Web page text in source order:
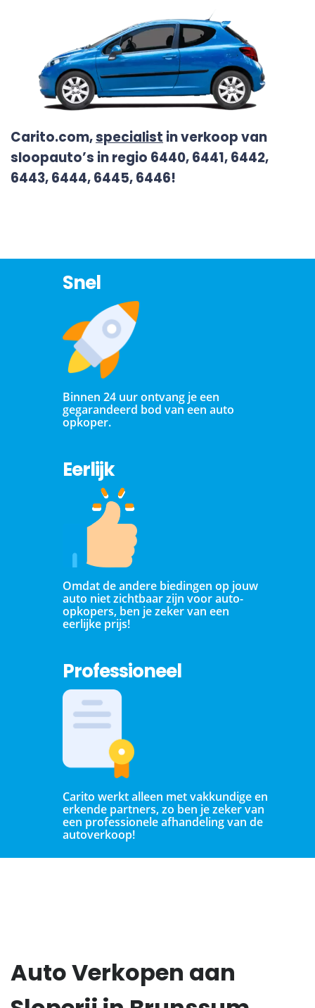
Carito.com,specialist in verkoop van
sloopauto’s in regio 6440, 6441, 6442,
6443, 6444, 6445, 6446!
Snel
Binnen 24 uur ontvang je een
gegarandeerd bod van een auto
opkoper.
Eerlijk
Omdat de andere biedingen op jouw
auto niet zichtbaar zijn voor auto-
opkopers, ben je zeker van een
eerlijke prijs!
Professioneel
Carito werkt alleen met vakkundige en
erkende partners, zo ben je zeker van
een professionele afhandeling van de
autoverkoop!
Auto Verkopen aan